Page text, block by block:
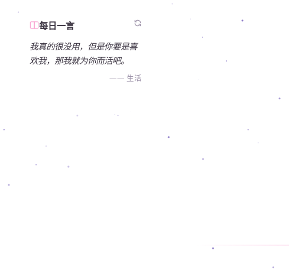
每日一言
我真的很没用，但是你要是喜
欢我，那我就为你而活吧。
—— 生活